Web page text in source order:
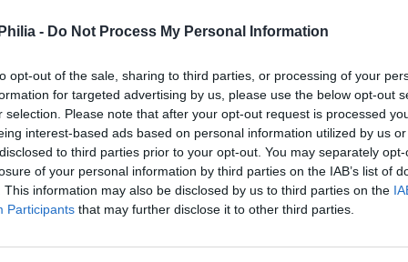
- Do Not Process My Personal Information
opt-out of the sale, sharing to third parties, or processing of your
for targeted advertising by us, please use the below opt-out
selection. Please note that after your opt-out request is processed
interest-based ads based on personal information utilized by us
to third parties prior to your opt-out. You may separately
of your personal information by third parties on the IAB’s list of
This information may also be disclosed by us to third parties on the
Participants that may further disclose it to other third parties.
“SNYGGSTÖVLETTER”
att de är sköna.